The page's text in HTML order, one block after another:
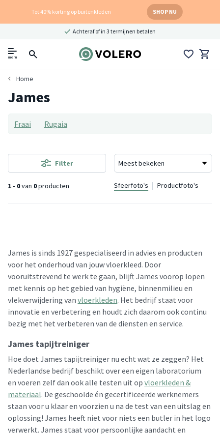
Tot 40% korting op buitenkleden SHOP NU
Achteraf of in 3 termijnen betalen
menu
Home
James
Fraai Rugaia
1 - 0van 0producten
Filter
Sfeerfoto's Productfoto's
James is sinds 1927 gespecialiseerd in advies en producten
voor het onderhoud van jouw vloerkleed. Door
vooruitstrevend te werk te gaan, blijft James voorop lopen
met kennis op het gebied van hygiëne, binnenmilieu en
vlekverwijdering van vloerkleden. Het bedrijf staat voor
innovatie en verbetering en houdt zich daarom ook continu
bezig met het verbeteren van de diensten en service.
James tapijtreiniger
Hoe doet James tapijtreiniger nu echt wat ze zeggen? Het
Nederlandse bedrijf beschikt over een eigen laboratorium
en voeren zelf dan ook alle testen uit op vloerkleden &
materiaal. De geschoolde én gecertificeerde werknemers
staan voor u klaar en voorzien u na de test van een uitslag en
oplossing! James heeft niet voor niets een butler in het logo
verwerkt. James staat voor persoonlijke aandacht en